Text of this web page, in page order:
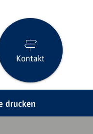
Kontakt
drucken